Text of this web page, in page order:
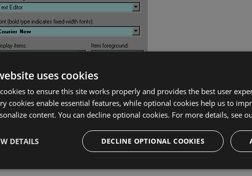
uses cookies
to ensure this site works properly and provides the best user
cookies enable essential features, while optional cookies help us to
content. You can decline optional cookies. For more details, see
DECLINE OPTIONAL COOKIES
DETAILS